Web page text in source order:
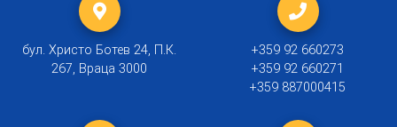
бул. Христо Ботев 24, П.К.
267, Враца 3000
+359 92 660273
+359 92 660271
+359 887000415